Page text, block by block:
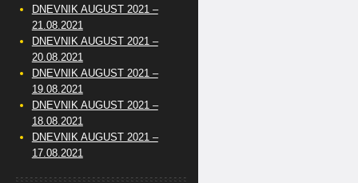
DNEVNIK AUGUST 2021 –
21.08.2021
DNEVNIK AUGUST 2021 –
20.08.2021
DNEVNIK AUGUST 2021 –
19.08.2021
DNEVNIK AUGUST 2021 –
18.08.2021
DNEVNIK AUGUST 2021 –
17.08.2021